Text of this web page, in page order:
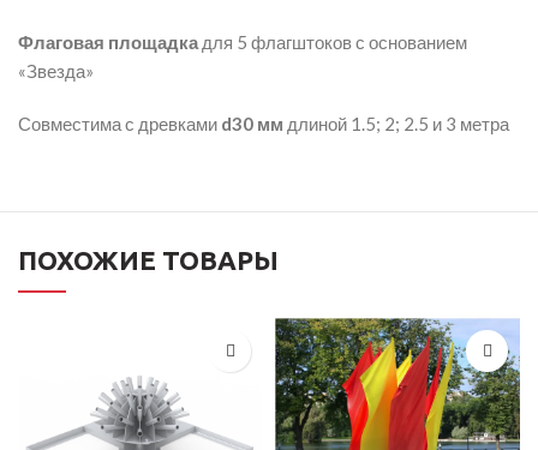
Флаговая площадка для 5 флагштоков с основанием
«Звезда»
Совместима с древками d30 мм длиной 1.5; 2; 2.5 и 3 метра
ПОХОЖИЕ ТОВАРЫ